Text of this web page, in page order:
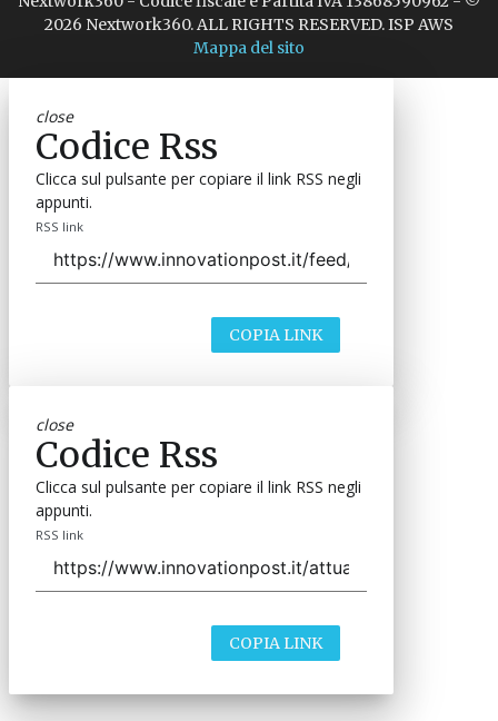
2026 Nextwork360. ALL RIGHTS RESERVED. ISP AWS
Mappa del sito
close
Codice Rss
Clicca sul pulsante per copiare il link RSS negli
appunti.
RSS link
COPIA LINK
close
Codice Rss
Clicca sul pulsante per copiare il link RSS negli
appunti.
RSS link
COPIA LINK